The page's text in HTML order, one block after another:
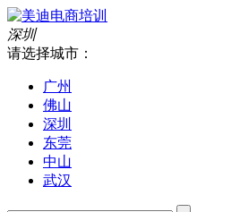
深圳
请选择城市：
广州
佛山
深圳
东莞
中山
武汉